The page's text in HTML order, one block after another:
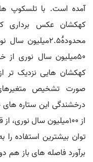
کهکشان عکس برداری
۵۰میلیون سال نوری
صورت تشخیص
درخشندگی این ستاره
از ۱۰۰میلیون سال نوری،
توان بیشترین استفاده را
برآورد فاصله های باز هم